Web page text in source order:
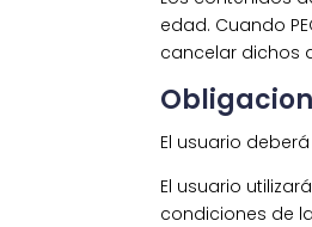
edad. Cuando
cancelar dichos
El usuario
El usuario
condiciones de